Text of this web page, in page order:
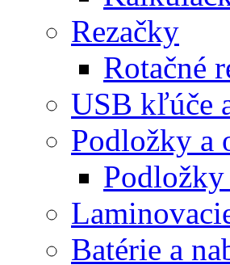
Rezačky
Rotačné
USB kľúče
Podložky a
Batérie a